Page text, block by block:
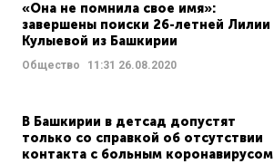
«Она не помнила свое имя»:
завершены поиски 26-летней Лилии
Кулыевой из Башкирии
Общество 11:31 26.08.2020
В Башкирии в детсад допустят
только со справкой об отсутствии
контакта с больным коронавирусом